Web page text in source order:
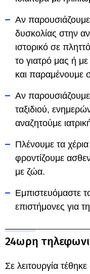
Αν
δυσκολίας στην
ιστορικό σε
το γιατρό μας ή
και παραμένουμε
Αν
ταξιδιού,
αναζητούμε
Πλένουμε τα
φροντίζουμε
με ζώα.
Εμπιστευόμαστε
επιστήμονες για
24ωρη
Σε λειτουργία